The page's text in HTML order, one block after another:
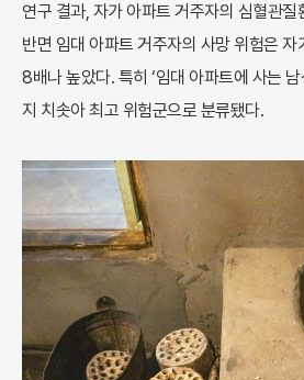
연구 결과, 자가 아파트 거주자의 심혈관
반면 임대 아파트 거주자의 사망 위험은 자
8배나 높았다. 특히 ‘임대 아파트에 사는
지 치솟아 최고 위험군으로 분류됐다.